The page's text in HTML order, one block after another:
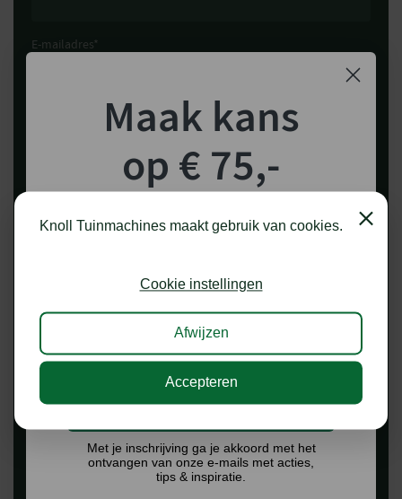
E-mailadres*
Telefoonnummer
Datum*
Zaterdag open tot 12:30 uur, zondag gesloten
Opmerking
Ik ga akkoord met hetprivacybeleid.
Knoll Tuinmachines maakt gebruik van cookies. Close
Cookie instellingen
Afwijzen
Accepteren
Maak kans
op € 75,-
shoptegoed!
kans op €75,- te besteden op onze webshop.
Ik doe graag mee!
Met je inschrijving ga je akkoord met het
ontvangen van onze e-mails met acties,
tips & inspiratie.